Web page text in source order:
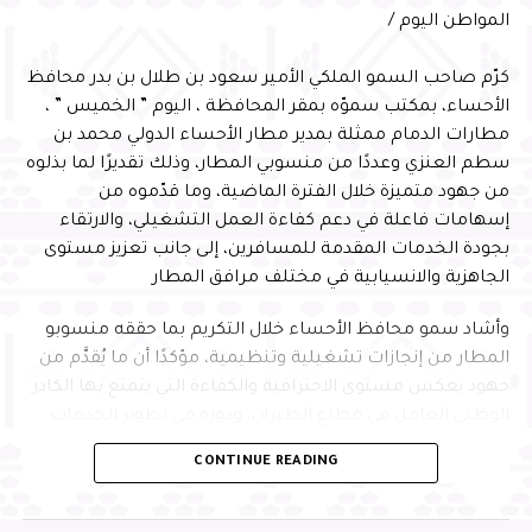
RELATED TOPICS:
من باكستان وعمل في المملكة وقتل من الذي
على ابنته
DON'T MISS
بالصور خوف وهلع أثر اطلاق نار في مجمع تجاري في
نيوجرسي الاميريكية مساء أمس
المواطن اليوم /
كرّم صاحب السمو الملكي الأمير سعود بن طلال بن بدر محافظ
الأحساء، بمكتب سموّه بمقر المحافظة ، اليوم ” الخميس ” ،
مطارات الدمام ممثلة بمدير مطار الأحساء الدولي محمد بن
سطم العنزي وعددًا من منسوبي المطار، وذلك تقديرًا لما بذلوه
من جهود متميزة خلال الفترة الماضية، وما قدّموه من
إسهامات فاعلة في دعم كفاءة العمل التشغيلي، والارتقاء
بجودة الخدمات المقدمة للمسافرين، إلى جانب تعزيز مستوى
الجاهزية والانسيابية في مختلف مرافق المطار
وأشاد سمو محافظ الأحساء خلال التكريم بما حققه منسوبو
المطار من إنجازات تشغيلية وتنظيمية، مؤكدًا أن ما يُقدَّم من
جهود يعكس مستوى الاحترافية والكفاءة التي يتمتع بها الكادر
وتحسين تجربة المسافر، بما يواكب مستهدفات رؤية المملكة
وأكد سموّه أن هذا التكريم يأتي في إطار الدعم المستمر من
CONTINUE READING